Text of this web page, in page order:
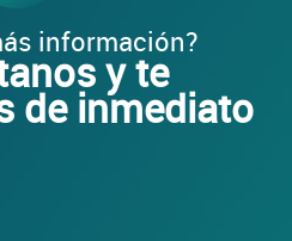
información?
y te
de inmediato